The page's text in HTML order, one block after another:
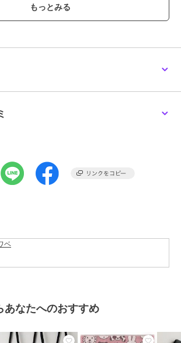
ています。
sold and delivered only within Japan.
ミッフィー
インターモードカワベ
バッグ ／エコバッグ・サブバッ
グレー、カーキ、ベージュ
表地 ポリエステル100％ 裏地 ポリ
エステル100％
商品のお取り扱い方法
あなたへのおすすめ